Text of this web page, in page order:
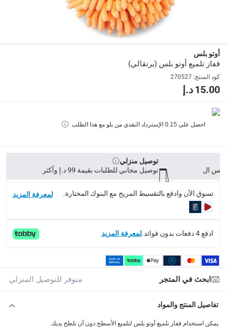
Delivery & Returns
delivery method
التوصيل المُتَتَبَّع: خلال 1 إلى 5 أيام عمل
delivery times
طلبات الطرود: توصيل خلال 1 إلى 3 أيام عمل
توصيل المنتجات الكبيرة أو التي تحتاج تركيب: خلال 2 إلى 4 أيام عمل
الاستلام من المتجر عبر خدمة “انقر واستلم” لمنتجات
إمكانية إرجاع المنتجات المؤهلة مجاناً خلال 30 يوماً.
What's in the Box
1 قفاز تلميع
أوتو بلس
قفاز تلميع أوتو بلس (برتقالي)
كود المنتج:
270527
15.00 د.إ
احصل على 0.15 الإسترداد النقدي من بلو مع هذا الطلب
توصيل منزلي
توصيل مجاني للطلبات بقيمة 99 د.إ وأكثر
تسوق الآن وادفع بالتقسيط المريح مع البنوك المختارة. لمعرفة المزيد
ادفع 4 دفعات بدون فوائد. لمعرفة المزيد
ابحث في المتجر متوفر للتوصيل المنزلي
تفاصيل المنتج والمواد
يمكن استخدام قفاز تلميع أوتو بلس لتلميع الأسطح دون أن تلطخ يديك